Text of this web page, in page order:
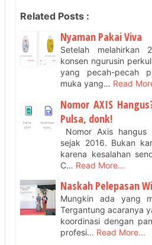
Related Posts :
Nyaman Pakai Viva
Setelah melahirkan
konsen ngurusin
yang pecah-pecah
muka yang… Read
Nomor AXIS
Pulsa, donk!
Nomor Axis
sejak 2016. Bukan
karena kesalahan
C… Read More...
Naskah Pelepasan
Mungkin ada yang
Tergantung acaranya
koordinasi dengan
profesi… Read More...